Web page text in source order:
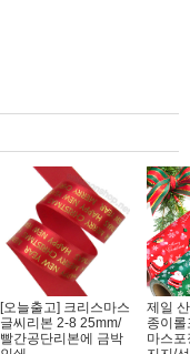
[오늘출고] 크리스마스
글씨리본 2-8 25mm/
빨간공단리본에 금박
제일
종이
마스